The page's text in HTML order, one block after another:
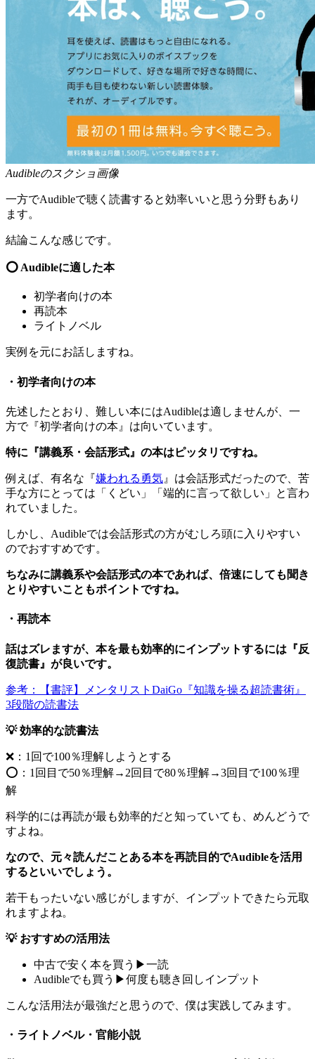
Audibleのスクショ画像
一方でAudibleで聴く読書すると効率いいと思う分野もあり
ます。
結論こんな感じです。
⭕ Audibleに適した本
初学者向けの本
再読本
ライトノベル
実例を元にお話しますね。
・初学者向けの本
先述したとおり、難しい本にはAudibleは適しませんが、一
方で『初学者向けの本』は向いています。
特に『講義系・会話形式』の本はピッタリですね。
例えば、有名な『嫌われる勇気 』は会話形式だったので、苦
手な方にとっては「くどい」「端的に言って欲しい」と言わ
れていました。
しかし、Audibleでは会話形式の方がむしろ頭に入りやすい
のでおすすめです。
ちなみに講義系や会話形式の本であれば、倍速にしても聞き
とりやすいこともポイントですね。
・再読本
話はズレますが、本を最も効率的にインプットするには『反
復読書』が良いです。
参考：【書評】メンタリストDaiGo『知識を操る超読書術』
3段階の読書法
💡 効率的な読書法
❌：1回で100％理解しようとする
⭕：1回目で50％理解→2回目で80％理解→3回目で100％理
解
科学的には再読が最も効率的だと知っていても、めんどうで
すよね。
なので、元々読んだことある本を再読目的でAudibleを活用
するといいでしょう。
若干もったいない感じがしますが、インプットできたら元取
れますよね。
💡 おすすめの活用法
中古で安く本を買う▶︎一読
Audibleでも買う▶︎何度も聴き回しインプット
こんな活用法が最強だと思うので、僕は実践してみます。
・ライトノベル・官能小説